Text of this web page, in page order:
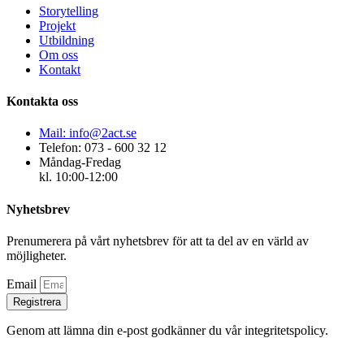
Storytelling
Projekt
Utbildning
Om oss
Kontakt
Kontakta oss
Mail: info@2act.se
Telefon: 073 - 600 32 12
Måndag-Fredag
kl. 10:00-12:00
Nyhetsbrev
Prenumerera på vårt nyhetsbrev för att ta del av en värld av
möjligheter.
Email
Registrera
Genom att lämna din e-post godkänner du vår integritetspolicy.